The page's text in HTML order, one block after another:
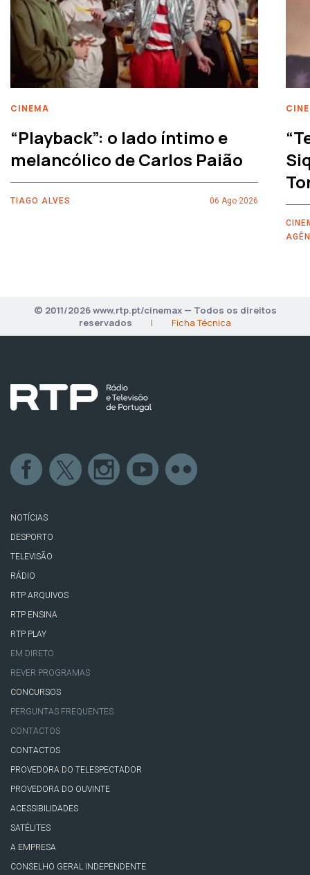
CINEMA
“Playback”: o lado íntimo e
melancólico de Carlos Paião
TIAGO ALVES 06 Ago 2026
© 2011/2026 www.rtp.pt/cinemax — Todos os direitos
reservados
| Ficha Técnica
NOTÍCIAS
DESPORTO
TELEVISÃO
RÁDIO
RTP ARQUIVOS
RTP ENSINA
RTP PLAY
EM DIRETO
REVER PROGRAMAS
CONCURSOS
PERGUNTAS FREQUENTES
CONTACTOS
CONTACTOS
PROVEDORA DO TELESPECTADOR
PROVEDORA DO OUVINTE
ACESSIBILIDADES
SATÉLITES
A EMPRESA
CONSELHO GERAL INDEPENDENTE